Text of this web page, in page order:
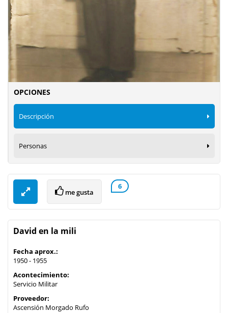
OPCIONES
Descripción
Personas
me gusta
6
David en la mili
Fecha aprox.:
1950 - 1955
Acontecimiento:
Servicio Militar
Proveedor:
Ascensión Morgado Rufo